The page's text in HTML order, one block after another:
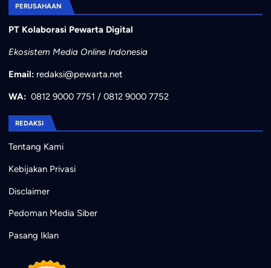
PERUSAHAAN
PT Kolaborasi Pewarta Digital
Ekosistem Media Online Indonesia
Email: redaksi@pewarta.net
WA: 0812 9000 7751 / 0812 9000 7752
REDAKSI
Tentang Kami
Kebijakan Privasi
Disclaimer
Pedoman Media Siber
Pasang Iklan